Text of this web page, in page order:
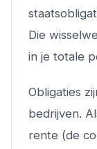
Die
in je totale
Obligaties
bedrijven.
rente (de